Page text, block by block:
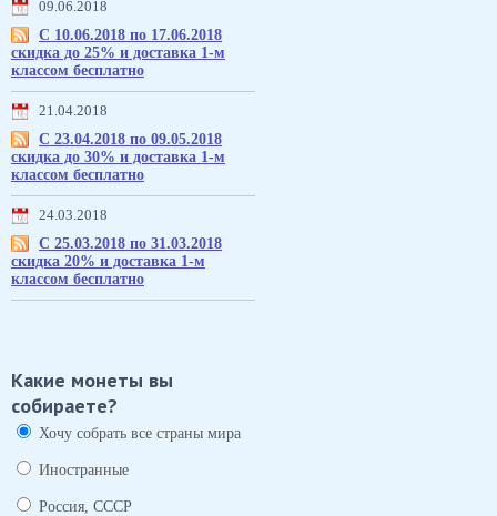
09.06.2018
С 10.06.2018 по 17.06.2018
скидка до 25% и доставка 1-м
классом бесплатно
21.04.2018
С 23.04.2018 по 09.05.2018
скидка до 30% и доставка 1-м
классом бесплатно
24.03.2018
С 25.03.2018 по 31.03.2018
скидка 20% и доставка 1-м
классом бесплатно
Какие монеты вы
собираете?
Хочу собрать все страны мира
Иностранные
Россия, СССР